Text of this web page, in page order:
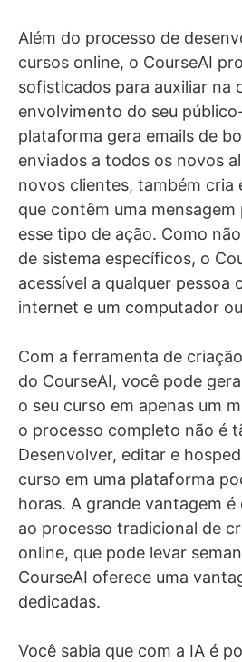
Além do processo de
cursos online, o CourseAI
sofisticados para auxiliar na
envolvimento do seu
plataforma gera emails de
enviados a todos os novos
novos clientes, também cria
que contêm uma mensagem
esse tipo de ação. Como
de sistema específicos, o
acessível a qualquer pessoa
internet e um computador
Com a ferramenta de
do CourseAI, você pode
o seu curso em apenas um
o processo completo não é
Desenvolver, editar e
curso em uma plataforma
horas. A grande vantagem é
ao processo tradicional de
online, que pode levar
CourseAI oferece uma
dedicadas.
Você sabia que com a IA é